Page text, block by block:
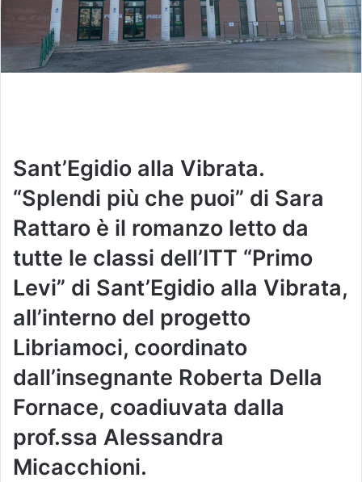
Sant’Egidio alla Vibrata.
“Splendi più che puoi” di Sara
Rattaro è il romanzo letto da
tutte le classi dell’ITT “Primo
Levi” di Sant’Egidio alla Vibrata,
all’interno del progetto
Libriamoci, coordinato
dall’insegnante Roberta Della
Fornace, coadiuvata dalla
prof.ssa Alessandra
Micacchioni.